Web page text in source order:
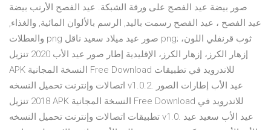
صور بيضة عيد الفصح على ورقة الشبكة. عيد الفصح الأرنب بيضة
عيد الفصح ، عيد الفصح رسمت باليد, الرسم بالألوان المائية, والغذاء,
والعطلات png صور عيد ميلاد سعيد ناقل png; ثوب قرنفلي اللون،
إزهار الكرز، إزهار الكرز، الإقليدية إطار صور عيد الأب 2020 تنزيل
APK النسخة المجانية Free Download للاندرويد في تطبيقات
اتصالات وإنترنت تحميل النسخه v1.0.2. عيد الأب إطارات الصور
2018 تنزيل APK النسخة المجانية Free Download للاندرويد في
تطبيقات اتصالات وإنترنت تحميل النسخه v1.0. عيد الأب سعيد عيد